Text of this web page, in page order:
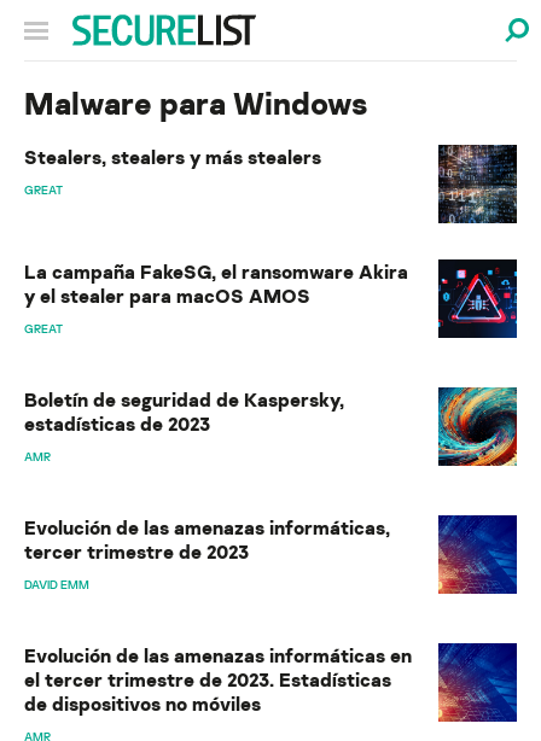
Malware para Windows
Stealers, stealers y más stealers
GREAT
La campaña FakeSG, el ransomware Akira
y el stealer para macOS AMOS
GREAT
Boletín de seguridad de Kaspersky,
estadísticas de 2023
AMR
Evolución de las amenazas informáticas,
tercer trimestre de 2023
DAVID EMM
Evolución de las amenazas informáticas en
el tercer trimestre de 2023. Estadísticas
de dispositivos no móviles
AMR